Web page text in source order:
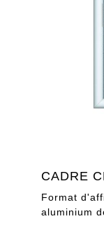
CADRE
Format
aluminium